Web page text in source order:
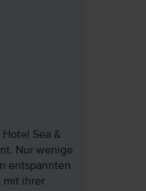
Sea &
Nur wenige
entspannten
mit ihrer